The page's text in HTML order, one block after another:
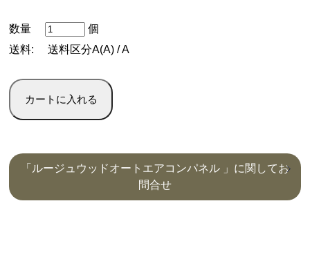
数量
個
送料:
送料区分A(A) / A
「ルージュウッドオートエアコンパネル 」に関してお
問合せ